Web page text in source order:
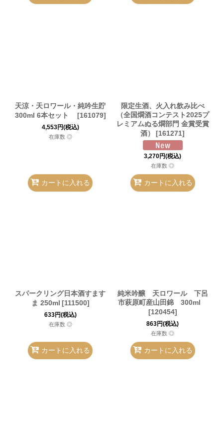
天涼・天ロワール・純吟生貯
300ml 6本セット
[161079]
4,553円(税込)
在庫数 ◎
カートに入れる
限定生酒、火入れ飲み比べ
（全国燗酒コンテスト2025プ
レミアムぬる燗部門 金賞受賞
酒）
[161271]
3,270円(税込)
在庫数 ◎
カートに入れる
スパークリング日本酒すます
ま 250ml [111500]
633円(税込)
在庫数 ◎
カートに入れる
純米吟醸 天ロワール 下呂
市萩原町産山田錦 300ml
[120454]
863円(税込)
在庫数 ◎
カートに入れる